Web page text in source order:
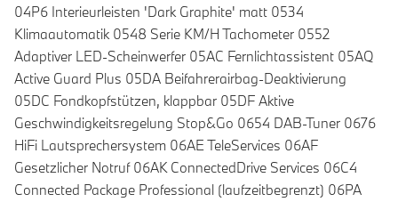
04P6 Interieurleisten 'Dark Graphite' matt 0534
Klimaautomatik 0548 Serie KM/H Tachometer 0552
Adaptiver LED-Scheinwerfer 05AC Fernlichtassistent 05AQ
Active Guard Plus 05DA Beifahrerairbag-Deaktivierung
05DC Fondkopfstützen, klappbar 05DF Aktive
Geschwindigkeitsregelung Stop&Go 0654 DAB-Tuner 0676
HiFi Lautsprechersystem 06AE TeleServices 06AF
Gesetzlicher Notruf 06AK ConnectedDrive Services 06C4
Connected Package Professional (laufzeitbegrenzt) 06PA